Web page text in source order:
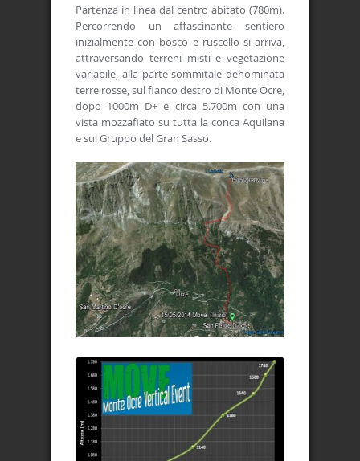
Partenza in linea dal centro abitato (780m).
Percorrendo un affascinante sentiero
inizialmente con bosco e ruscello si arriva,
attraversando terreni misti e vegetazione
variabile, alla parte sommitale denominata
terre rosse, sul fianco destro di Monte Ocre,
dopo 1000m D+ e circa 5.700m con una
vista mozzafiato su tutta la conca Aquilana
e sul Gruppo del Gran Sasso.